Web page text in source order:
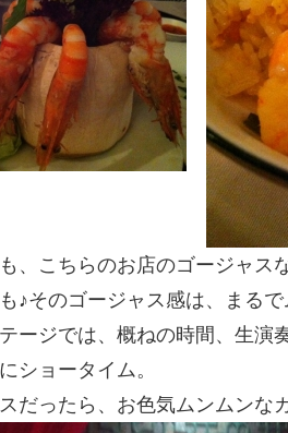
、こちらのお店のゴージャス
♪そのゴージャス感は、まるで
ージでは、概ねの時間、生演
ショータイム。
だったら、お色気ムンムン